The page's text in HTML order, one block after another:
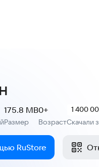
Размер
175.8 MB
Возраст
0+
1 400
Скачали
RuStore